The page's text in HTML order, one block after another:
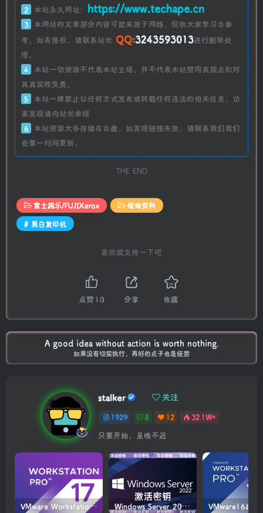
2 本站永久网址： https://www.techape.cn
3
本网站的文章部分内容可能来源于网络，仅供大家学习与参
考，如有侵权，请联系站长 QQ:3243593013进行删除处
理。
4
本站一切资源不代表本站立场，并不代表本站赞同其观点和对
其真实性负责。
5
本站一律禁止以任何方式发布或转载任何违法的相关信息，访
客发现请向站长举报
6
本站资源大多存储在云盘，如发现链接失效，请联系我们我们
会第一时间更新。
THE END
富士施乐/FUJIXerox
维修资料
# 黑白复印机
喜欢就支持一下吧
点赞 10 分享 收藏
A good idea without action is worth nothing.
如果没有切实执行，再好的点子也是徒劳
stalker 关注
1929 8 12
32.1W+
只要开始，虽晚不迟
VMware Workstation PRO v17.6.4 正式版_虚拟机(带激活密钥) Windows Server 2022激活密钥 2024 5月更新